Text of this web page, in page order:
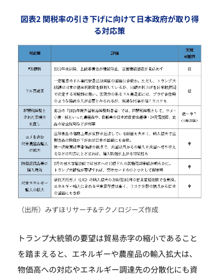
図表2 関税率の引き下げに向けて日本政府が取り得
る対応策
（出所）みずほリサーチ&テクノロジーズ作成
トランプ大統領の要望は貿易赤字の縮小であること
を踏まえると、エネルギーや農産品の輸入拡大は、
物価高への対応やエネルギー調達先の分散化にも資